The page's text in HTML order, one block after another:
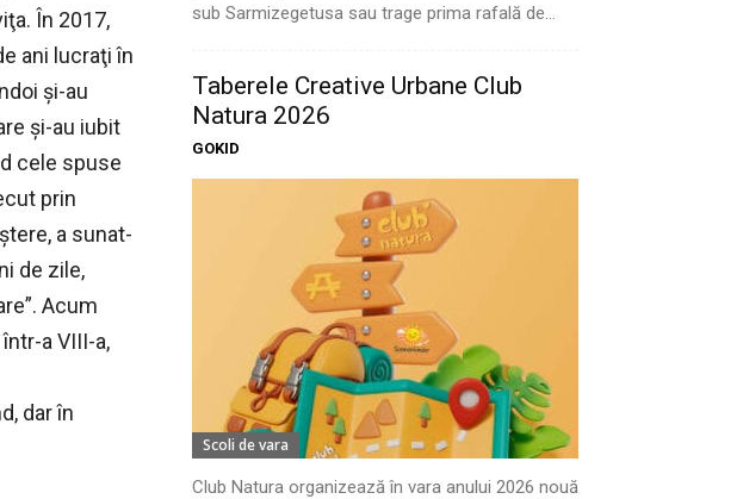
În 2017,
ani lucraţi în
şi-au
şi-au iubit
cele spuse
prin
a sunat-
de zile,
Acum
a VIII-a,
dar în
sub Sarmizegetusa sau trage prima rafală de...
Taberele Creative Urbane Club
Natura 2026
GOKID
Scoli de vara
Club Natura organizează în vara anului 2026 nouă